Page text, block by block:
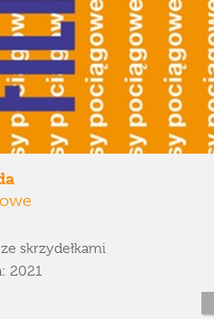
skrzydełkami
2021